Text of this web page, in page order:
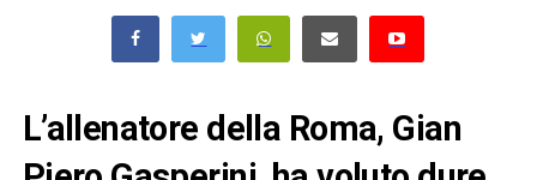
L’allenatore della Roma, Gian